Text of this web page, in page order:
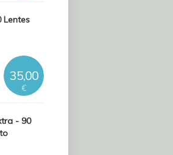
Lentes
- 90
35,00
€